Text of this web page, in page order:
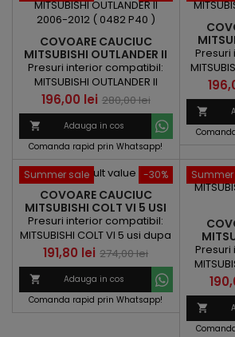
COVOARE CAUCIUC
MITSUBISHI OUTLANDER II
2006-2012
Presuri interior compatibil:
MITSUBISHI OUTLANDER II
2006-2012 CITROEN C-
CROSSER dupa 2007
Pret
196,00 lei Pret
de
baza
280,00 lei

Adauga in cos
Comanda rapid prin Whatsapp!
4Pret

-30%
Summer sale
COVOARE CAUCIUC
MITSUBISHI COLT VI 5 USI
DUPA 2008 ( 0484 P40 )
Presuri interior compatibil:
MITSUBISHI COLT VI 5 usi dupa
2008 ( 4 buc./set ) Covoare
auto pentru interior
Pret
191,80 lei Pret
de
baza
274,00 lei

Adauga in cos
Comanda rapid prin Whatsapp!
2006
Pret
